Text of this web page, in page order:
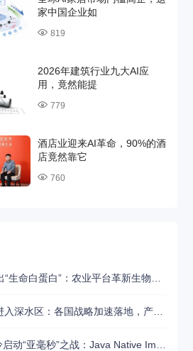
家中国企业如
819
2026年建筑行业九大AI应
用，竟然能提
779
酒店业迎来AI革命，90%的酒
店竟然靠它
760
全球AI竞赛进入深水区：各国战略加速落地，产业融合与算力争夺白热化